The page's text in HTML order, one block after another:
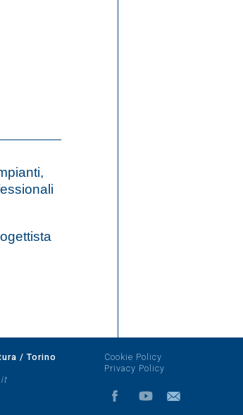
/ Torino
Cookie Policy
Privacy Policy